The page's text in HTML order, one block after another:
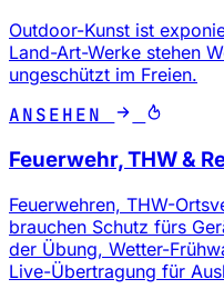
Outdoor-Kunst ist
Land-Art-Werke stehen
ungeschützt im Freien.
ANSEHEN
Feuerwehr, THW &
Feuerwehren, THW-
brauchen Schutz fürs
der Übung, Wetter-
Live-Übertragung für